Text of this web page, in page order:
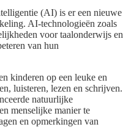
(AI) is er een nieuwe
AI-technologieën zoals
voor taalonderwijs en
van hun
kinderen op een leuke en
luisteren, lezen en schrijven.
natuurlijke
menselijke manier te
en opmerkingen van